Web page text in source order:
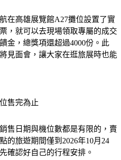
在高雄展覽館A27攤位設置了實
，就可以去現場領取專屬的成交
金，總獎項還超過4000份。此
見面會，讓大家在逛旅展時也能
售完為止
售日期與機位數都是有限的，賣
的旅遊期間僅到2026年10月24
確認好自己的行程安排。